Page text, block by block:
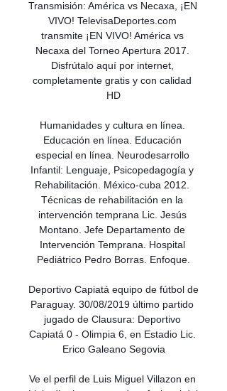
Transmisión: América vs Necaxa, ¡EN
VIVO! TelevisaDeportes.com
transmite ¡EN VIVO! América vs
Necaxa del Torneo Apertura 2017.
Disfrútalo aquí por internet,
completamente gratis y con calidad
HD
Humanidades y cultura en línea.
Educación en línea. Educación
especial en línea. Neurodesarrollo
Infantil: Lenguaje, Psicopedagogía y
Rehabilitación. México-cuba 2012.
Técnicas de rehabilitación en la
intervención temprana Lic. Jesús
Montano. Jefe Departamento de
Intervención Temprana. Hospital
Pediátrico Pedro Borras. Enfoque.
Deportivo Capiatá equipo de fútbol de
Paraguay. 30/08/2019 último partido
jugado de Clausura: Deportivo
Capiatá 0 - Olimpia 6, en Estadio Lic.
Erico Galeano Segovia
Ve el perfil de Luis Miguel Villazon en